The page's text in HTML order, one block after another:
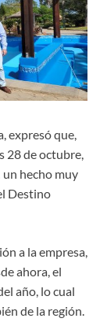
expresó que,
28 de octubre,
hecho muy
Destino
a la empresa,
ahora, el
año, lo cual
de la región.